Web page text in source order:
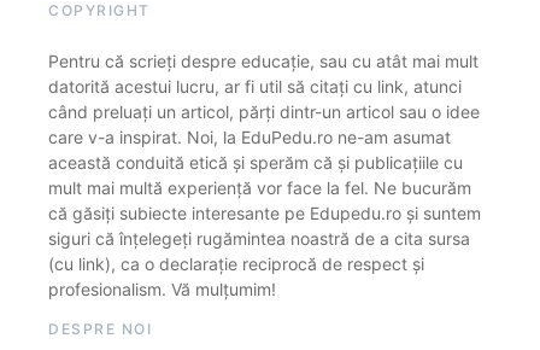
COPYRIGHT
Pentru că scrieți despre educație, sau cu atât mai mult
datorită acestui lucru, ar fi util să citați cu link, atunci
când preluați un articol, părți dintr-un articol sau o idee
care v-a inspirat. Noi, la EduPedu.ro ne-am asumat
această conduită etică și sperăm că și publicațiile cu
mult mai multă experiență vor face la fel. Ne bucurăm
că găsiți subiecte interesante pe Edupedu.ro și suntem
siguri că înțelegeți rugămintea noastră de a cita sursa
(cu link), ca o declarație reciprocă de respect și
profesionalism. Vă mulțumim!
DESPRE NOI